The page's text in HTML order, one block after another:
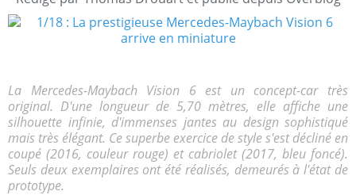
La Mercedes-Maybach Vision 6 est un concept-car très
original. D'une longueur de 5,70 mètres, elle affiche une
silhouette infinie, d'immenses jantes au design sophistiqué
mais très élégant. Ce superbe exercice de style s'est décliné en
coupé (2016, couleur rouge) et cabriolet (2017, bleu foncé).
Seuls deux exemplaires ont été réalisés, demeurés à l'état de
prototype.